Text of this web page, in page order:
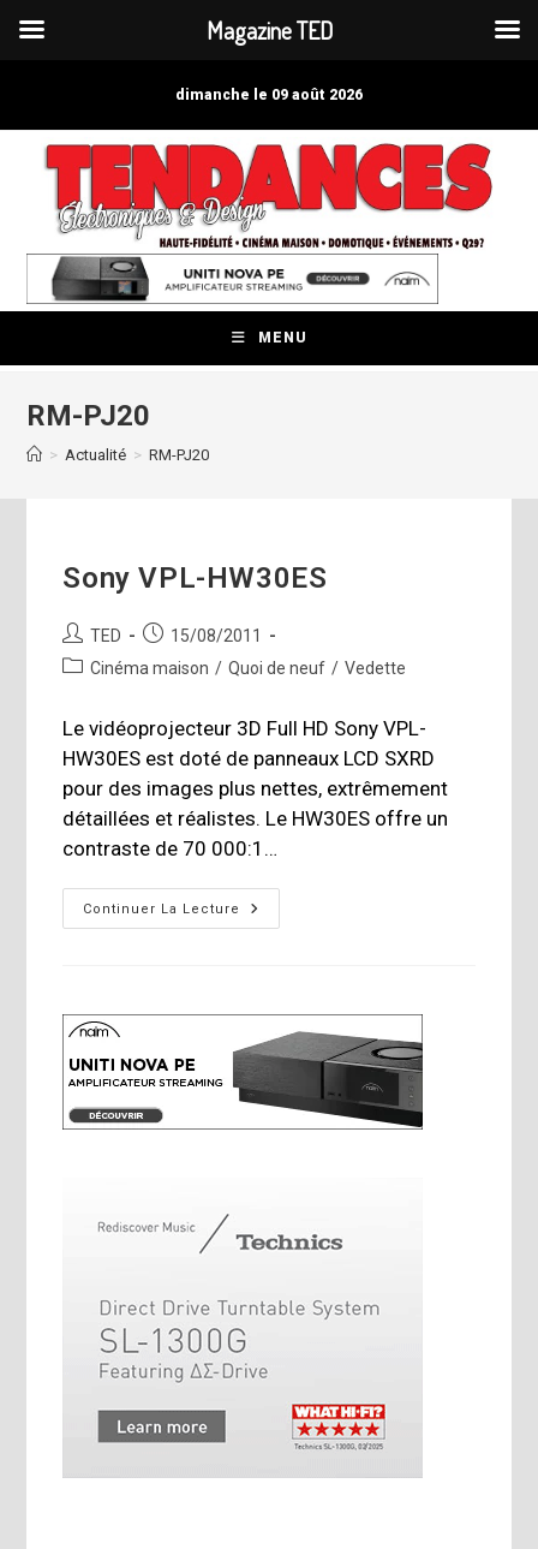
dimanche le 09 août 2026
MENU
RM-PJ20
> Actualité > RM-PJ20
Sony VPL-HW30ES
Auteur/autrice
de
TED
Publication
publiée :
15/08/2011
PostCinéma maison / Quoi de neuf / Vedette
Le vidéoprojecteur 3D Full HD Sony VPL-
HW30ES est doté de panneaux LCD SXRD
pour des images plus nettes, extrêmement
détaillées et réalistes. Le HW30ES offre un
contraste de 70 000:1…
Continuer La Lecture
Sony
VPL-
Magazine TED